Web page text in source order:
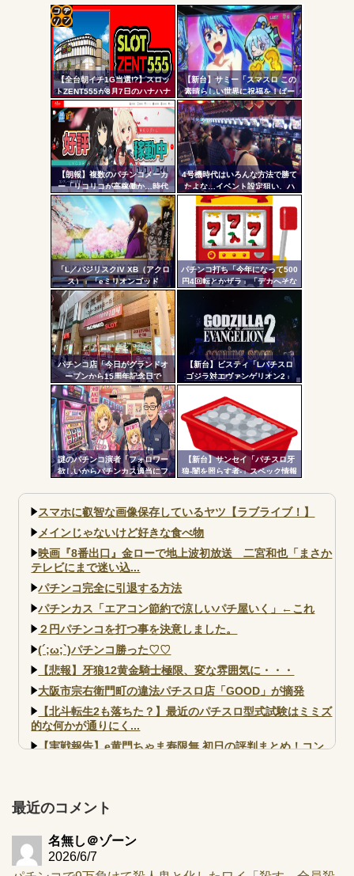
ワイ、パチンコ屋店員の目の前で会員カードを握り潰し
「今までありがとう」と...
無職のパチンコカス(22)なんやが、ワイの人生どれくらい
ヤバいか教えて？...
AngelBeats!とかいうクソアニメの思い出ｗｗｗ
Powered by livedoor 相互RSS
【全台朝イチ1G当選!?】スロッ
トZENT555が8月7日のハナハナ
にモーニングを仕込んだらしい
ｗｗｗｗ
【新台】サミー「スマスロ この
素晴らしい世界に祝福を！ぱー
と2」筐体画像が公開される！こ
のすば10周年イベントの会場に
展示されているらしいぞ！！！
【朗報】複数のパチンコメーカ
ー「リコリコが高稼働か…時代
はライトミドルだ！」
4号機時代はいろんな方法で勝て
たよな…イベント設定狙い、ハ
イエナ、超技術介入機、新装狙
い…
「L／バジリスクIV XB（アクロ
ス）」「eミリオンゴッド
3CHB（メーシー）」「L／Vivy
／A5（大都）」が検定通過
パチンコ打ち「今年になって500
円4回転とかザラ」「デカへそな
パチンコ店「今日がグランドオ
ープンから15周年記念日で
す！」←ワイ「五万負けてま
す」
【新台】ビスティ「Lパチスロ
ゴジラ対エヴァンゲリオン2」
PV第一弾公開！Gの衝撃再
来！！！
謎のパチンコ演者「フォロワー
欲しいからパチンカス適当にフ
て来ないやつリムろ」←これで
何回もフォローしてくるのウザ
がられてますよ
【新台】サンセイ「パチスロ牙
狼-闇を照らす者-」スペック情報
ボ突破型、究極魔戒RUSHは継続
率82.6%のバトルタイプAT
コテ
リン
- 固
定リ
ンク
自動
更新
ツー
ル
スマホに叡智な画像保存しているヤツ【ラブライブ！】
メインじゃないけど好きな食べ物
映画『8番出口』金ローで地上波初放送 二宮和也「まさか
テレビにまで迷い込...
パチンコ完全に引退する方法
パチンカス「エアコン節約で涼しいパチ屋いく」←これ
２円パチンコを打つ事を決意しました。
(´;ω;`)パチンコ勝った♡♡
【悲報】牙狼12黄金騎士極限、変な雰囲気に・・・
大阪市宗右衛門町の違法パチスロ店「GOOD」が摘発
【北斗転生2も落ちた？】最近のパチスロ型式試験はミミズ
的な何かが通りにく...
【実戦報告】e黄門ちゃま寿限無 初日の評判まとめ！コン
最近のコメント
名無し＠ゾーン
2026/6/7